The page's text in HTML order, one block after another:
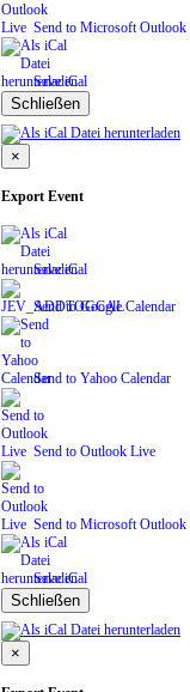
Send to Microsoft Outlook
Save iCal
Schließen
×
Export Event
Save iCal
Send to Google Calendar
Send to Yahoo Calendar
Send to Outlook Live
Send to Microsoft Outlook
Save iCal
Schließen
×